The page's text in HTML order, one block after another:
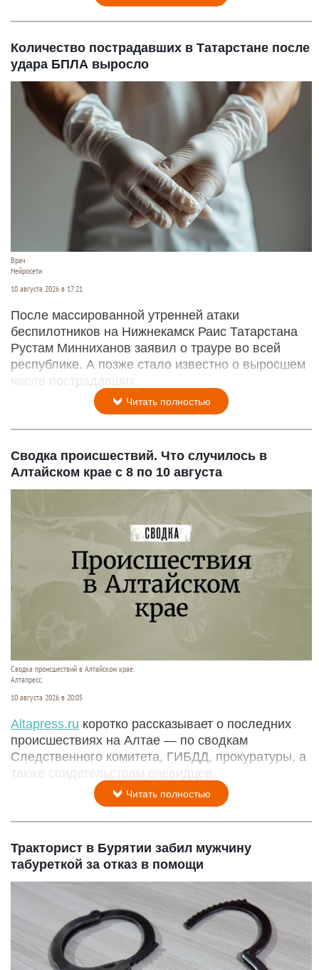
Количество пострадавших в Татарстане после
удара БПЛА выросло
Врач
Нейросети
10 августа 2026 в 17:21
После массированной утренней атаки
беспилотников на Нижнекамск Раис Татарстана
Рустам Минниханов заявил о трауре во всей
республике. А позже стало известно о выросшем
числе пострадавших.
Читать полностью
Сводка происшествий. Что случилось в
Алтайском крае с 8 по 10 августа
Сводка происшествий в Алтайском крае.
Алтапресс.
10 августа 2026 в 20:05
Аltapress.ru коротко рассказывает о последних
происшествиях на Алтае — по сводкам
Следственного комитета, ГИБДД, прокуратуры, а
также свидетельствам очевидцев.
Читать полностью
Тракторист в Бурятии забил мужчину
табуреткой за отказ в помощи